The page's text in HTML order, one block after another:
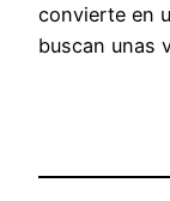
convierte en
buscan unas